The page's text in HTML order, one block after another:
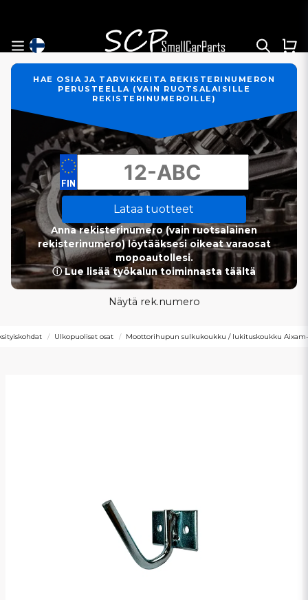
HAE OSIA JA TARVIKKEITA REKISTERINUMERON
PERUSTEELLA (VAIN RUOTSALAISILLE
REKISTERINUMEROILLE)
Lataa tuotteet
Anna rekisterinumero (vain ruotsalainen
rekisterinumero) löytääksesi oikeat varaosat
mopoautollesi.
ⓘ Lue lisää työkalun toiminnasta täältä
Näytä rek.numero
Ulkopuoliset osat Moottorihupun sulkukoukku / lukituskoukku